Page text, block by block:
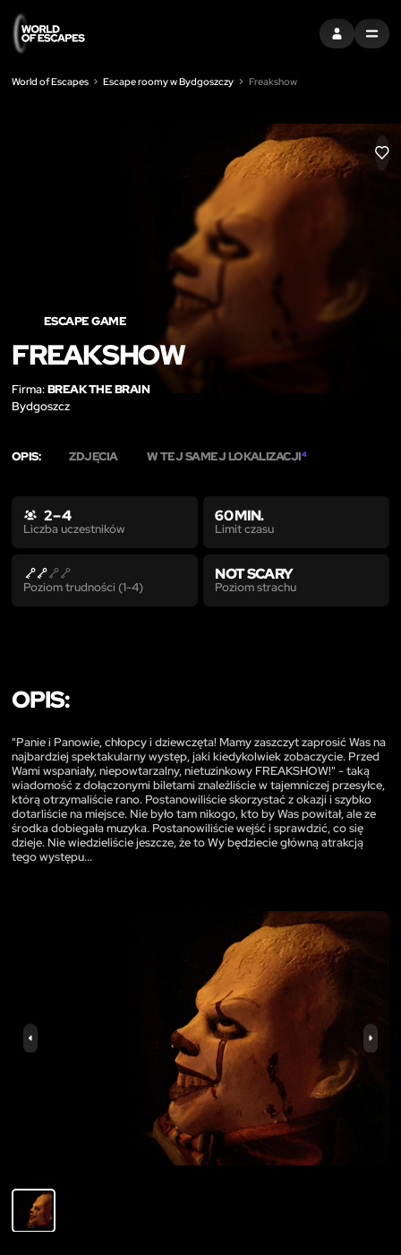
ZALOGUJ SIĘ
MENU
World of Escapes Escape roomy w Bydgoszczy Freakshow
LIKE
ESCAPE GAME
FREAKSHOW
Firma:BREAK THE BRAIN
Bydgoszcz
OPIS: ZDJĘCIA W TEJ SAMEJ LOKALIZACJI4
2 – 4
Liczba uczestników
60 MIN.
Limit czasu
Poziom trudności (1-4)
NOT SCARY
Poziom strachu
OPIS:
"Panie i Panowie, chłopcy i dziewczęta! Mamy zaszczyt zaprosić Was na
najbardziej spektakularny występ, jaki kiedykolwiek zobaczycie. Przed
Wami wspaniały, niepowtarzalny, nietuzinkowy FREAKSHOW!" - taką
wiadomość z dołączonymi biletami znaleźliście w tajemniczej przesyłce,
którą otrzymaliście rano. Postanowiliście skorzystać z okazji i szybko
dotarliście na miejsce. Nie było tam nikogo, kto by Was powitał, ale ze
środka dobiegała muzyka. Postanowiliście wejść i sprawdzić, co się
dzieje. Nie wiedzieliście jeszcze, że to Wy będziecie główną atrakcją
tego występu...